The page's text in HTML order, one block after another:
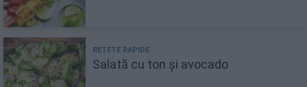
Salată cu ton și avocado